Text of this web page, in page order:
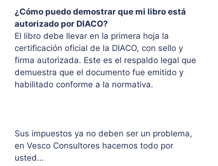
¿Cómo puedo demostrar que mi libro está
autorizado por DIACO?
El libro debe llevar en la primera hoja la
certificación oficial de la DIACO, con sello y
firma autorizada. Este es el respaldo legal que
demuestra que el documento fue emitido y
habilitado conforme a la normativa.
Sus impuestos ya no deben ser un problema,
en Vesco Consultores hacemos todo por
usted…